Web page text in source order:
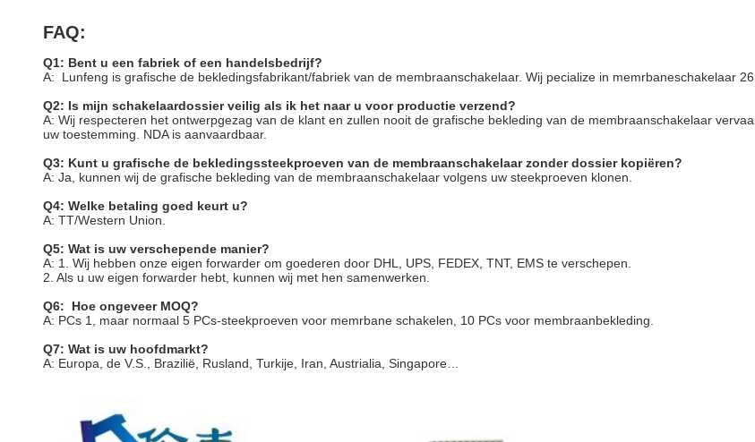
FAQ:
Q1: Bent u een fabriek of een handelsbedrijf?
A: Lunfeng is grafische de bekledingsfabrikant/fabriek van de membraanschakelaar. Wij pecialize in memrbaneschakelaar 26
Q2: Is mijn schakelaardossier veilig als ik het naar u voor productie verzend?
A: Wij respecteren het ontwerpgezag van de klant en zullen nooit de grafische bekleding van de membraanschakelaar
uw toestemming. NDA is aanvaardbaar.
Q3: Kunt u grafische de bekledingssteekproeven van de membraanschakelaar zonder dossier kopiëren?
A: Ja, kunnen wij de grafische bekleding van de membraanschakelaar volgens uw steekproeven klonen.
Q4: Welke betaling goed keurt u?
A: TT/Western Union.
Q5: Wat is uw verschepende manier?
A: 1. Wij hebben onze eigen forwarder om goederen door DHL, UPS, FEDEX, TNT, EMS te verschepen.
2. Als u uw eigen forwarder hebt, kunnen wij met hen samenwerken.
Q6: Hoe ongeveer MOQ?
A: PCs 1, maar normaal 5 PCs-steekproeven voor memrbane schakelen, 10 PCs voor membraanbekleding.
Q7: Wat is uw hoofdmarkt?
A: Europa, de V.S., Brazilië, Rusland, Turkije, Iran, Austrialia, Singapore…